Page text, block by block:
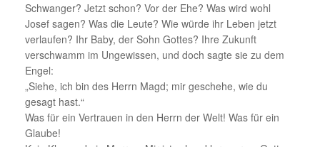
Schwanger? Jetzt schon? Vor der Ehe? Was wird wohl
Josef sagen? Was die Leute? Wie würde ihr Leben jetzt
verlaufen? Ihr Baby, der Sohn Gottes? Ihre Zukunft
verschwamm im Ungewissen, und doch sagte sie zu dem
Engel:
„Siehe, ich bin des Herrn Magd; mir geschehe, wie du
gesagt hast.“
Was für ein Vertrauen in den Herrn der Welt! Was für ein
Glaube!